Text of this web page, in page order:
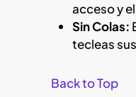
acceso y
Sin Colas:
tecleas
Back to Top